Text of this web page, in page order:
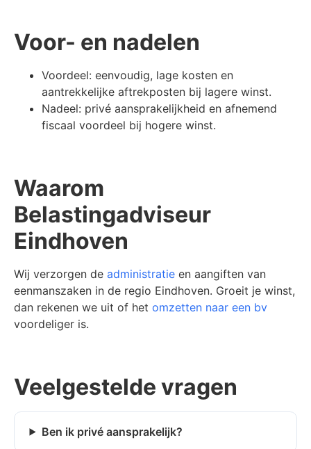
Voor- en nadelen
Voordeel: eenvoudig, lage kosten en
aantrekkelijke aftrekposten bij lagere winst.
Nadeel: privé aansprakelijkheid en afnemend
fiscaal voordeel bij hogere winst.
Waarom
Belastingadviseur
Eindhoven
Wij verzorgen de administratie en aangiften van
eenmanszaken in de regio Eindhoven. Groeit je winst,
dan rekenen we uit of het omzetten naar een bv
voordeliger is.
Veelgestelde vragen
Ben ik privé aansprakelijk?